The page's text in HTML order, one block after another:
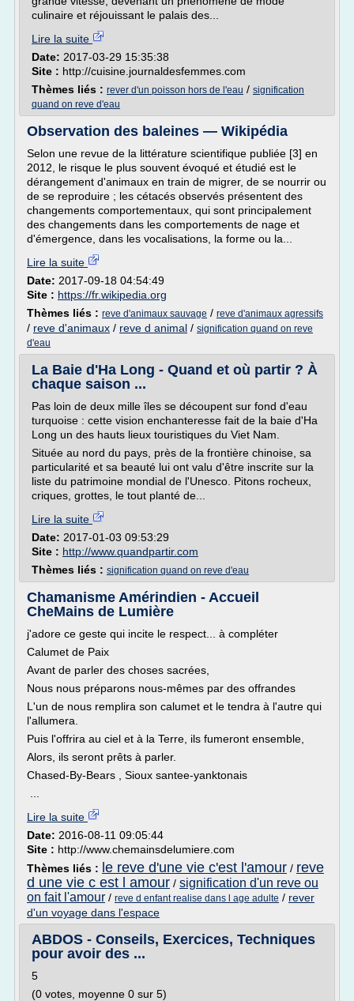
culinaire et réjouissant le palais des...
Lire la suite
Date: 2017-03-29 15:35:38
Site : http://cuisine.journaldesfemmes.com
Thèmes liés : rever d'un poisson hors de l'eau / signification
quand on reve d'eau
Observation des baleines — Wikipédia
Selon une revue de la littérature scientifique publiée [3] en
2012, le risque le plus souvent évoqué et étudié est le
dérangement d'animaux en train de migrer, de se nourrir ou
de se reproduire ; les cétacés observés présentent des
changements comportementaux, qui sont principalement
des changements dans les comportements de nage et
d'émergence, dans les vocalisations, la forme ou la...
Lire la suite
Date: 2017-09-18 04:54:49
Site : https://fr.wikipedia.org
Thèmes liés : reve d'animaux sauvage / reve d'animaux agressifs
/ reve d'animaux / reve d animal / signification quand on reve
d'eau
La Baie d'Ha Long - Quand et où partir ? À
chaque saison ...
Pas loin de deux mille îles se découpent sur fond d'eau
turquoise : cette vision enchanteresse fait de la baie d'Ha
Long un des hauts lieux touristiques du Viet Nam.
Située au nord du pays, près de la frontière chinoise, sa
particularité et sa beauté lui ont valu d'être inscrite sur la
liste du patrimoine mondial de l'Unesco. Pitons rocheux,
criques, grottes, le tout planté de...
Lire la suite
Date: 2017-01-03 09:53:29
Site : http://www.quandpartir.com
Thèmes liés : signification quand on reve d'eau
Chamanisme Amérindien - Accueil
CheMains de Lumière
j'adore ce geste qui incite le respect... à compléter
Calumet de Paix
Avant de parler des choses sacrées,
Nous nous préparons nous-mêmes par des offrandes
L'un de nous remplira son calumet et le tendra à l'autre qui
l'allumera.
Puis l'offrira au ciel et à la Terre, ils fumeront ensemble,
Alors, ils seront prêts à parler.
Chased-By-Bears , Sioux santee-yanktonais
Lire la suite
Date: 2016-08-11 09:05:44
Site : http://www.chemainsdelumiere.com
Thèmes liés : le reve d'une vie c'est l'amour / reve
d une vie c est l amour / signification d'un reve ou
on fait l'amour / reve d enfant realise dans l age adulte / rever
d'un voyage dans l'espace
ABDOS - Conseils, Exercices, Techniques
pour avoir des ...
5
(0 votes, moyenne 0 sur 5)